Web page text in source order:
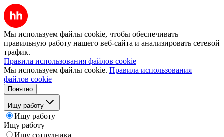
Мы используем файлы cookie, чтобы обеспечивать
правильную работу нашего веб-сайта и анализировать сетевой
трафик.
Правила использования файлов cookie
Мы используем файлы cookie. Правила использования
файлов cookie
Понятно
Ищу работу
Ищу работу
Ищу работу
Ищу сотрудника